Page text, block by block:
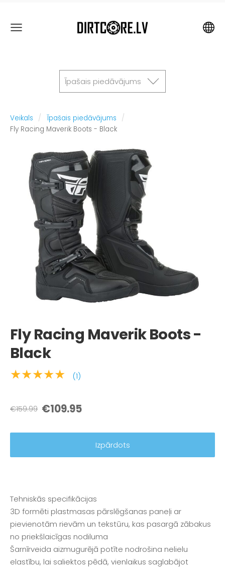
Īpašais piedāvājums
Veikals
Īpašais piedāvājums
Fly Racing Maverik Boots - Black
Fly Racing Maverik Boots -
Black
★★★★★ (1)
€159.99 €109.95
Izpārdots
Tehniskās specifikācijas
3D formēti plastmasas pārslēgšanas paneļi ar
pievienotām rievām un tekstūru, kas pasargā zābakus
no priekšlaicīgas nodiluma
Šarnīrveida aizmugurējā potīte nodrošina nelielu
elastību, lai saliektos pēdā, vienlaikus saglabājot